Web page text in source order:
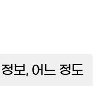
보, 어느 정도